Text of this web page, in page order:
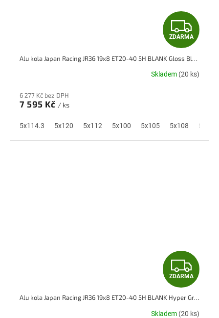
Z
D
A
A
ZDARMA
Alu kola Japan Racing JR36 19x8 ET20-40 5H BLANK Gloss Black
Skladem (20 ks)
6 277 Kč bez DPH
7 595 Kč / ks
5x114.3 5x120 5x112 5x100 5x105 5x108 5x110
Z
D
A
ZDARMA
Alu kola Japan Racing JR36 19x8 ET20-40 5H BLANK Hyper Gray
Skladem (20 ks)